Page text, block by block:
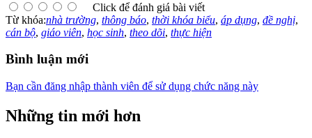
Click để đánh giá bài viết
Từ khóa:nhà trường, thông báo, thời khóa biểu, áp dụng, đề nghị,
cán bộ, giáo viên, học sinh, theo dõi, thực hiện
Bình luận mới
Bạn cần đăng nhập thành viên để sử dụng chức năng này
Những tin mới hơn